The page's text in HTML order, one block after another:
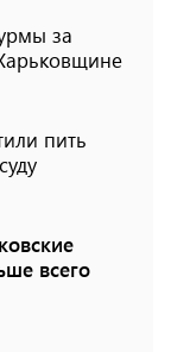
за
пить
всего